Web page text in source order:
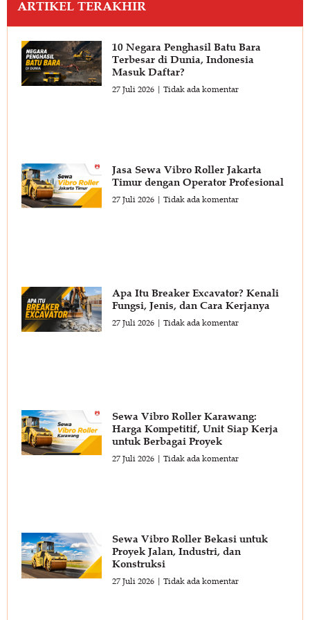
ARTIKEL TERAKHIR
10 Negara Penghasil Batu Bara
Terbesar di Dunia, Indonesia
Masuk Daftar?
27 Juli 2026 Tidak ada komentar
Jasa Sewa Vibro Roller Jakarta
Timur dengan Operator Profesional
27 Juli 2026 Tidak ada komentar
Apa Itu Breaker Excavator? Kenali
Fungsi, Jenis, dan Cara Kerjanya
27 Juli 2026 Tidak ada komentar
Sewa Vibro Roller Karawang:
Harga Kompetitif, Unit Siap Kerja
untuk Berbagai Proyek
27 Juli 2026 Tidak ada komentar
Sewa Vibro Roller Bekasi untuk
Proyek Jalan, Industri, dan
Konstruksi
27 Juli 2026 Tidak ada komentar